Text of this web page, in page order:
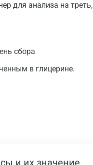
для анализа на треть,
сбора
в глицерине.
и их значение